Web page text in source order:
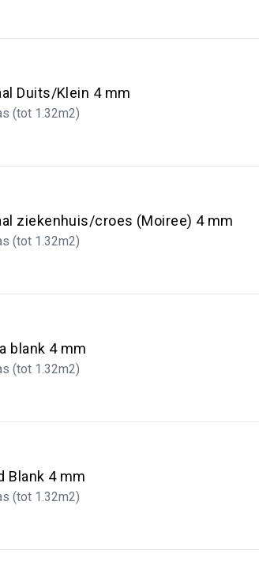
Duits/Klein 4 mm
(tot 1.32m2)
ziekenhuis/croes (Moiree) 4 mm
(tot 1.32m2)
blank 4 mm
(tot 1.32m2)
Blank 4 mm
(tot 1.32m2)